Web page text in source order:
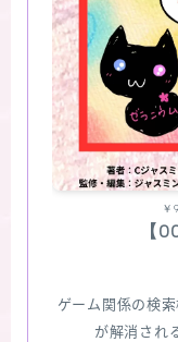
￥
【
ゲーム関係の検
が解消され